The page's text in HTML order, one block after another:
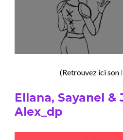
(Retrouvez ici son
Ellana, Sayanel &
Alex_dp